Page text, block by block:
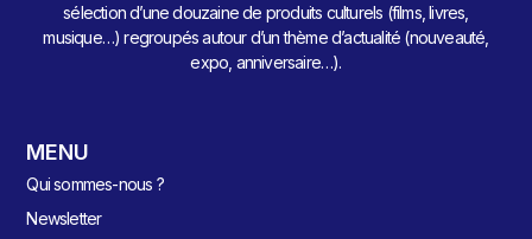
sélection d’une douzaine de produits culturels (films, livres,
musique…) regroupés autour d’un thème d’actualité (nouveauté,
expo, anniversaire…).
MENU
Qui sommes-nous ?
Newsletter